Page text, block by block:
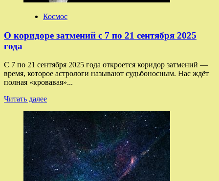
Космос
О коридоре затмений с 7 по 21 сентября 2025
года
С 7 по 21 сентября 2025 года откроется коридор затмений —
время, которое астрологи называют судьбоносным. Нас ждёт
полная «кровавая»...
Читать далееПрочитать
о
О
коридоре
затмений
с
7
по
21